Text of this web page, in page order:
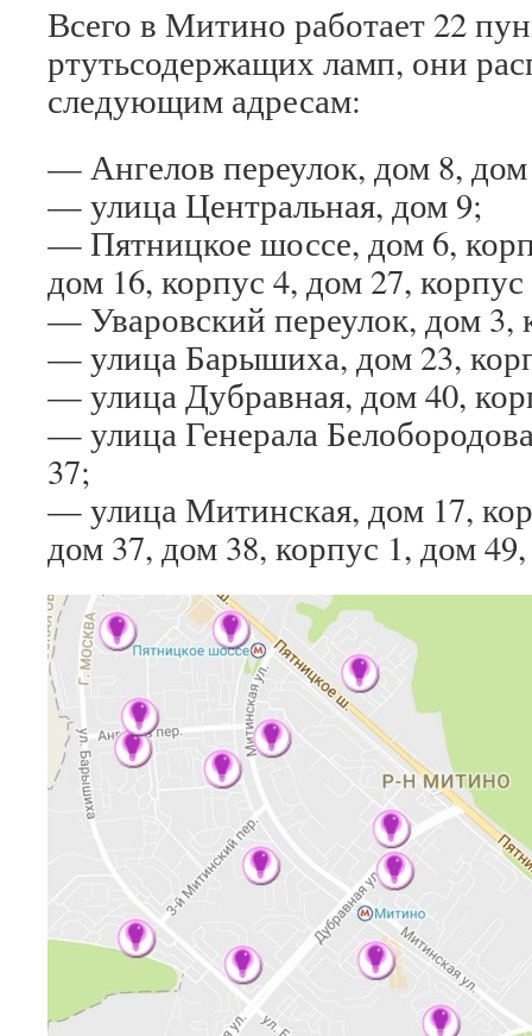
Всего в Митино работает 22
ртутьсодержащих ламп, они
следующим адресам:
— Ангелов переулок, дом 8,
— улица Центральная, дом 9;
— Пятницкое шоссе, дом 6,
дом 16, корпус 4, дом 27,
— Уваровский переулок, дом 3,
— улица Барышиха, дом 23,
— улица Дубравная, дом 40,
— улица Генерала
37;
— улица Митинская, дом 17,
дом 37, дом 38, корпус 1, дом